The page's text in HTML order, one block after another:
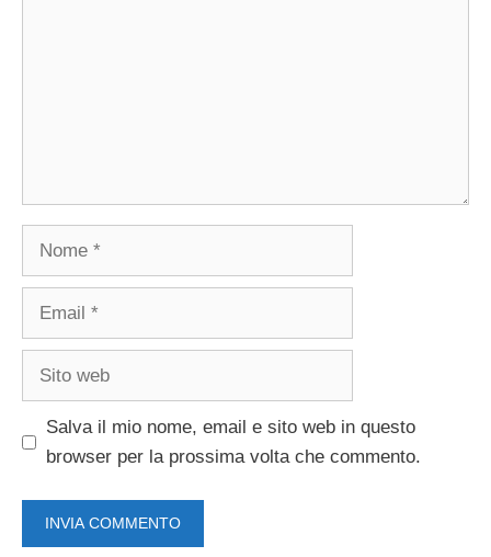
Nome
Email
Sito
Salva il mio nome, email e sito web in questo
browser per la prossima volta che commento.